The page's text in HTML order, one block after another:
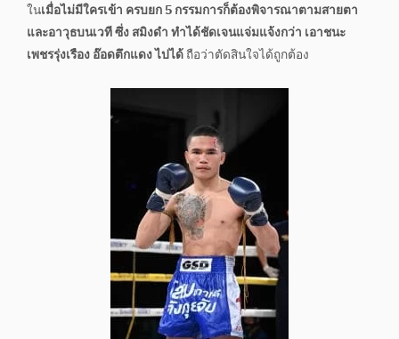
ในเมื่อไม่มีใครเข้า ครบยก 5 กรรมการก็ต้องพิจารณาตามสายตา
และอาวุธบนเวที ซึ่ง สมิงดำ ทำได้ชัดเจนแจ่มแจ้งกว่า เอาชนะ
เพชรรุ่งเรือง อ๊อดตึกแดง ไปได้ถือว่าตัดสินใจได้ถูกต้อง